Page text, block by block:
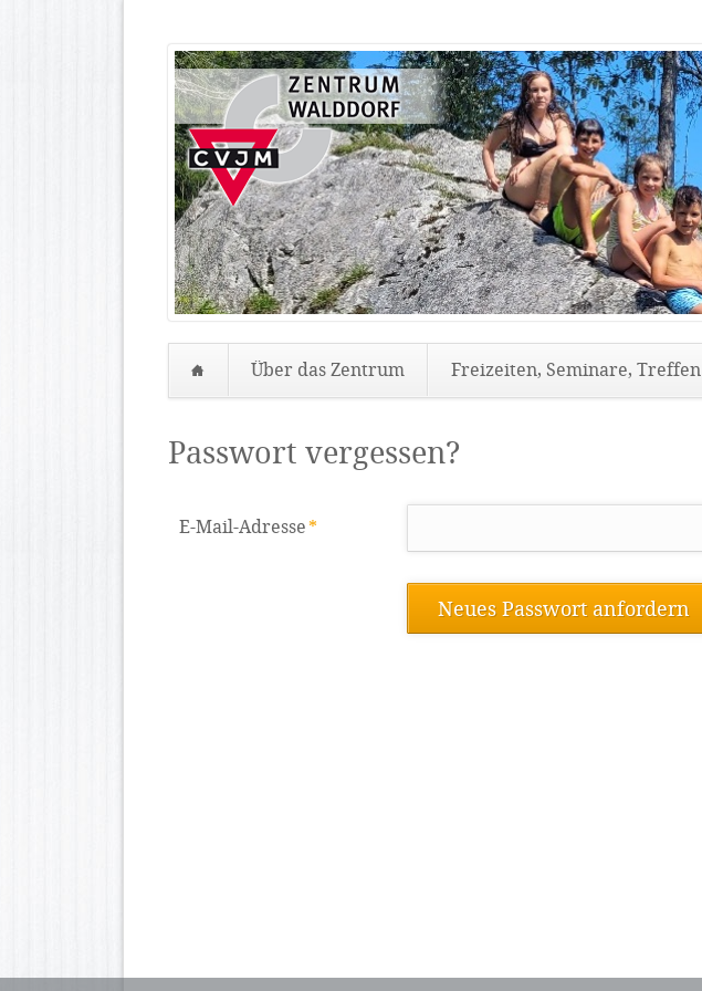
Über das Zentrum Freizeiten, Seminare, Treffen
Passwort vergessen?
Pflichtfeld
E-Mail-Adresse*